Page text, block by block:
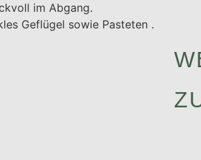
im Abgang.
Geflügel sowie Pasteten .